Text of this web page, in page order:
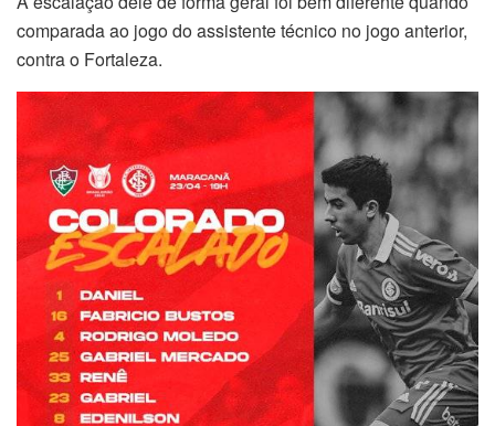
comparada ao jogo do assistente técnico no jogo anterior,
contra o Fortaleza.